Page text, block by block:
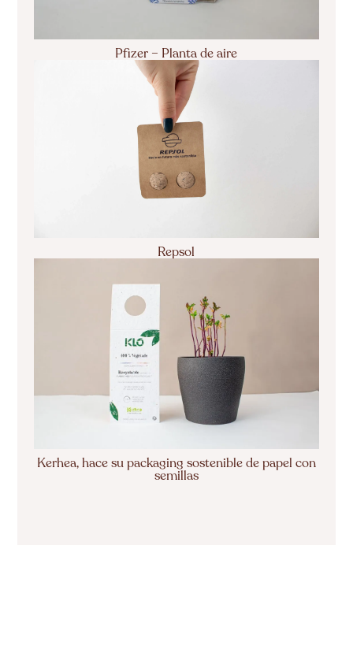
Pfizer – Planta de aire
Repsol
Kerhea, hace su packaging sostenible de papel con
semillas